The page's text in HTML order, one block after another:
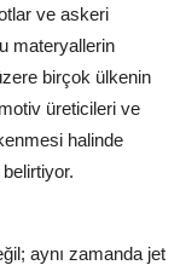
ve askeri
materyallerin
birçok ülkenin
üreticileri ve
halinde
aynı zamanda jet